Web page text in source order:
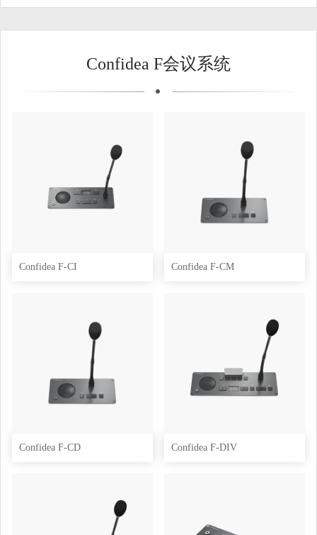
Confidea F会议系统
Confidea F-CI Confidea F-CM
Confidea F-CD Confidea F-DIV